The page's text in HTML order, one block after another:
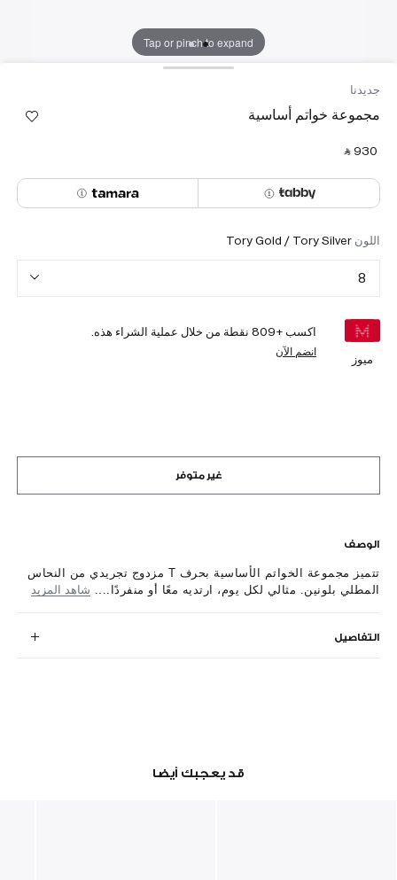
Tap or pinch to expand
جديدنا
مجموعة خواتم أساسية
‎ ⃁ ⁦930⁩ ‎
اللون Tory Gold / Tory Silver
8
ميوز
اكسب +809 نقطة من خلال عملية الشراء هذه.
انضم الآن
غير متوفر
الوصف
تتميز مجموعة الخواتم الأساسية بحرف T مزدوج تجريدي من النحاس
المطلي بلونين. مثالي لكل يوم، ارتديه معًا أو منفردًا.... شاهد المزيد
التفاصيل
قد يعجبك أيضا